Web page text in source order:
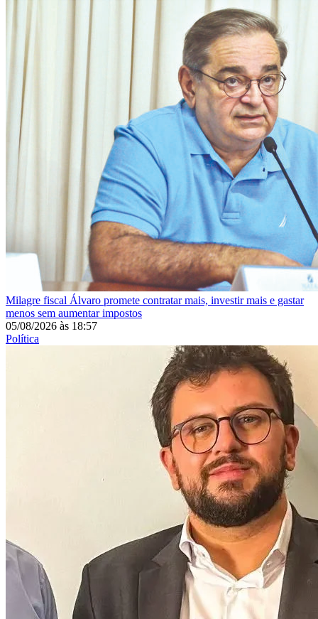
Milagre fiscal Álvaro promete contratar mais, investir mais e gastar
menos sem aumentar impostos
05/08/2026 às 18:57
Política